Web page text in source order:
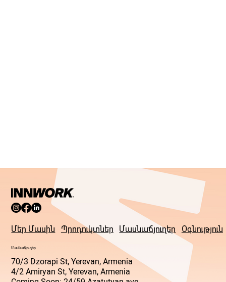
Մեր Մասին Պրոդուկտներ Մասնաճյուղեր Օգնություն
Մասնաճյուղեր
70/3 Dzorapi St, Yerevan, Armenia
4/2 Amiryan St, Yerevan, Armenia